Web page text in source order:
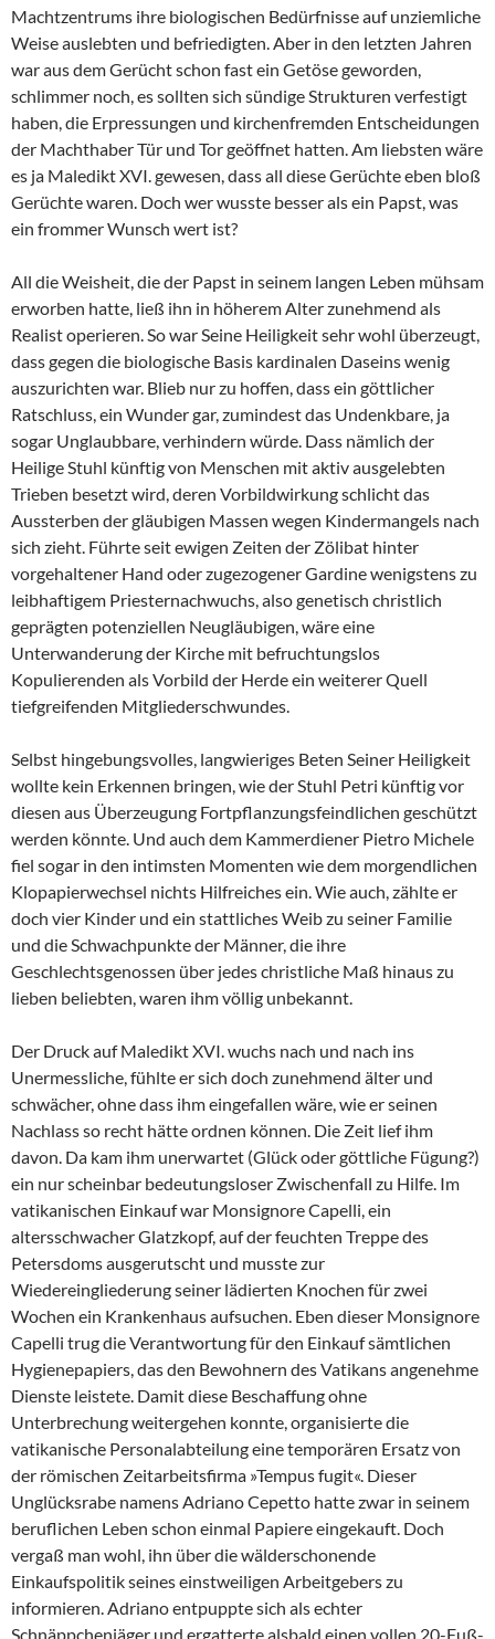
Machtzentrums ihre biologischen Bedürfnisse auf unziemliche
Weise auslebten und befriedigten. Aber in den letzten Jahren
war aus dem Gerücht schon fast ein Getöse geworden,
schlimmer noch, es sollten sich sündige Strukturen verfestigt
haben, die Erpressungen und kirchenfremden Entscheidungen
der Machthaber Tür und Tor geöffnet hatten. Am liebsten wäre
es ja Maledikt XVI. gewesen, dass all diese Gerüchte eben bloß
Gerüchte waren. Doch wer wusste besser als ein Papst, was
ein frommer Wunsch wert ist?
All die Weisheit, die der Papst in seinem langen Leben mühsam
erworben hatte, ließ ihn in höherem Alter zunehmend als
Realist operieren. So war Seine Heiligkeit sehr wohl überzeugt,
dass gegen die biologische Basis kardinalen Daseins wenig
auszurichten war. Blieb nur zu hoffen, dass ein göttlicher
Ratschluss, ein Wunder gar, zumindest das Undenkbare, ja
sogar Unglaubbare, verhindern würde. Dass nämlich der
Heilige Stuhl künftig von Menschen mit aktiv ausgelebten
Trieben besetzt wird, deren Vorbildwirkung schlicht das
Aussterben der gläubigen Massen wegen Kindermangels nach
sich zieht. Führte seit ewigen Zeiten der Zölibat hinter
vorgehaltener Hand oder zugezogener Gardine wenigstens zu
leibhaftigem Priesternachwuchs, also genetisch christlich
geprägten potenziellen Neugläubigen, wäre eine
Unterwanderung der Kirche mit befruchtungslos
Kopulierenden als Vorbild der Herde ein weiterer Quell
tiefgreifenden Mitgliederschwundes.
Selbst hingebungsvolles, langwieriges Beten Seiner Heiligkeit
wollte kein Erkennen bringen, wie der Stuhl Petri künftig vor
diesen aus Überzeugung Fortpflanzungsfeindlichen geschützt
werden könnte. Und auch dem Kammerdiener Pietro Michele
fiel sogar in den intimsten Momenten wie dem morgendlichen
Klopapierwechsel nichts Hilfreiches ein. Wie auch, zählte er
doch vier Kinder und ein stattliches Weib zu seiner Familie
und die Schwachpunkte der Männer, die ihre
Geschlechtsgenossen über jedes christliche Maß hinaus zu
lieben beliebten, waren ihm völlig unbekannt.
Der Druck auf Maledikt XVI. wuchs nach und nach ins
Unermessliche, fühlte er sich doch zunehmend älter und
schwächer, ohne dass ihm eingefallen wäre, wie er seinen
Nachlass so recht hätte ordnen können. Die Zeit lief ihm
davon. Da kam ihm unerwartet (Glück oder göttliche Fügung?)
ein nur scheinbar bedeutungsloser Zwischenfall zu Hilfe. Im
vatikanischen Einkauf war Monsignore Capelli, ein
altersschwacher Glatzkopf, auf der feuchten Treppe des
Petersdoms ausgerutscht und musste zur
Wiedereingliederung seiner lädierten Knochen für zwei
Wochen ein Krankenhaus aufsuchen. Eben dieser Monsignore
Capelli trug die Verantwortung für den Einkauf sämtlichen
Hygienepapiers, das den Bewohnern des Vatikans angenehme
Dienste leistete. Damit diese Beschaffung ohne
Unterbrechung weitergehen konnte, organisierte die
vatikanische Personalabteilung eine temporären Ersatz von
der römischen Zeitarbeitsfirma »Tempus fugit«. Dieser
Unglücksrabe namens Adriano Cepetto hatte zwar in seinem
beruflichen Leben schon einmal Papiere eingekauft. Doch
vergaß man wohl, ihn über die wälderschonende
Einkaufspolitik seines einstweiligen Arbeitgebers zu
informieren. Adriano entpuppte sich als echter
Schnäppchenjäger und ergatterte alsbald einen vollen 20-Fuß-